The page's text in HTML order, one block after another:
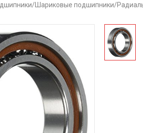
/ Шариковые подшипники/